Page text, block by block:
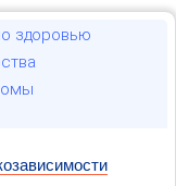
здоровью